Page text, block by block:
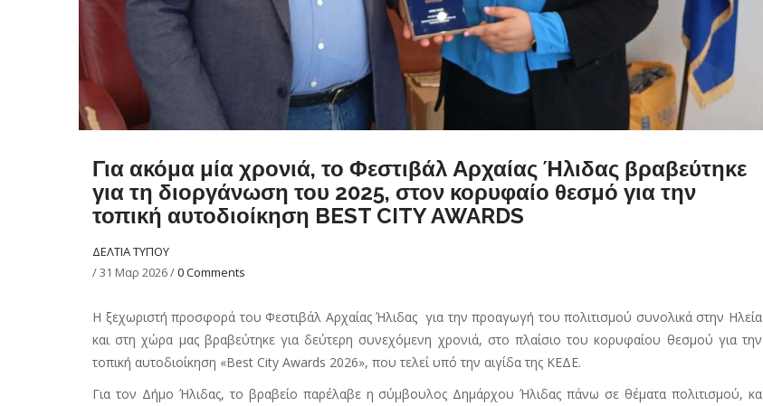
Για ακόμα μία χρονιά, το Φεστιβάλ Αρχαίας Ήλιδας βραβεύτηκε
για τη διοργάνωση του 2025, στον κορυφαίο θεσμό για την
τοπική αυτοδιοίκηση BEST CITY AWARDS
ΔΕΛΤΙΑ ΤΥΠΟΥ
/31 Μαρ 2026/0 Comments
Η ξεχωριστή προσφορά του Φεστιβάλ Αρχαίας Ήλιδας για την προαγωγή του πολιτισμού συνολικά στην Ηλεία
και στη χώρα μας βραβεύτηκε για δεύτερη συνεχόμενη χρονιά, στο πλαίσιο του κορυφαίου θεσμού για την
τοπική αυτοδιοίκηση «Best City Awards 2026», που τελεί υπό την αιγίδα της ΚΕΔΕ.
Για τον Δήμο Ήλιδας, το βραβείο παρέλαβε η σύμβουλος Δημάρχου Ήλιδας πάνω σε θέματα πολιτισμού, κα